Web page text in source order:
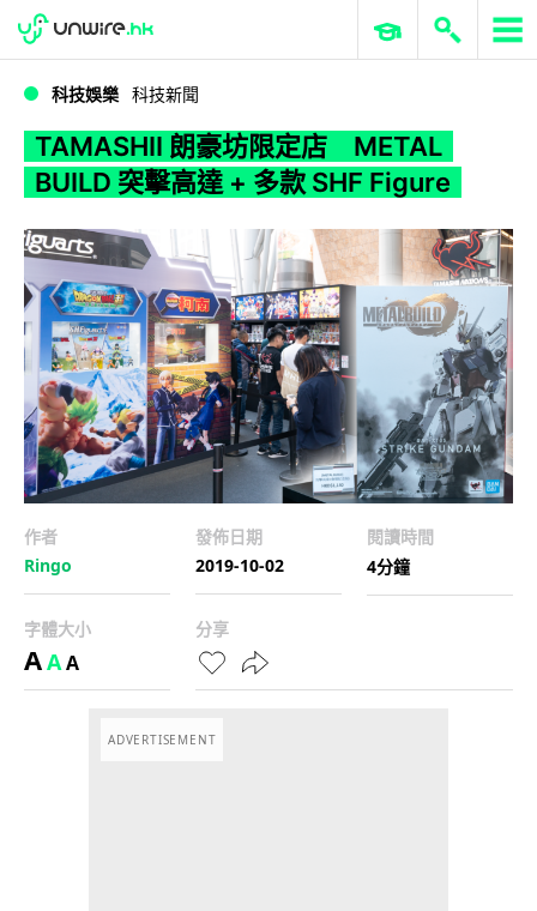
WWDC 2026 ERP 與商業 AI
科技娛樂 科技新聞
TAMASHII 朗豪坊限定店 METAL
BUILD 突擊高達 + 多款 SHF Figure
作者
Ringo
發佈日期
2019-10-02
閱讀時間
4分鐘
字體大小
AAA
分享
ADVERTISEMENT